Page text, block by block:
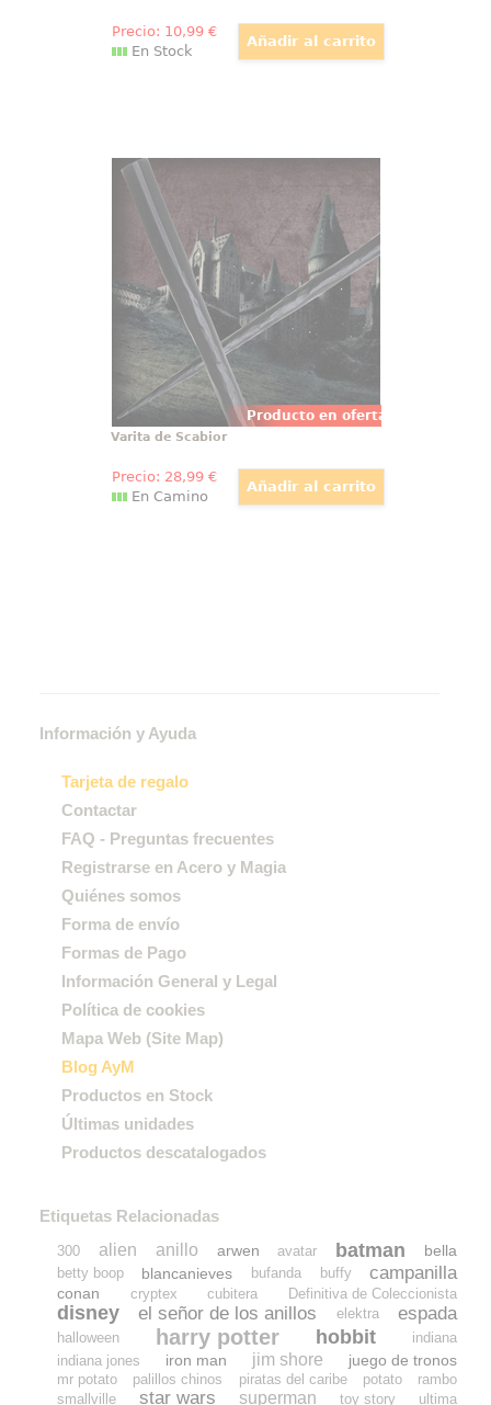
Precio: 10,99€
En Stock
Producto en oferta
Preciosa réplica oficial de la varita
del profesor Scabior con motivo
de la película Harry Potter, Las
Reliquias de la Muerte (Harry
Potter and the Deathly Hollow).
Viene en caja de regalo.
Varita de Scabior
Precio: 28,99€
En Camino
Información y Ayuda
Tarjeta de regalo
Contactar
FAQ - Preguntas frecuentes
Registrarse en Acero y Magia
Quiénes somos
Forma de envío
Formas de Pago
Información General y Legal
Política de cookies
Mapa Web (Site Map)
Blog AyM
Productos en Stock
Últimas unidades
Productos descatalogados
Etiquetas Relacionadas
300 alien anillo arwen avatar batman bella
betty boop blancanieves bufanda buffy campanilla
conan cryptex cubitera Definitiva de Coleccionista
disney el señor de los anillos elektra espada
halloween harry potter hobbit
indiana
indiana jones
iron man jim shore juego de tronos
mr potato palillos chinos piratas del caribe potato
rambo
smallville
star wars superman toy story ultima